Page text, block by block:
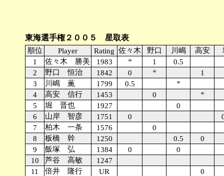
東海選手権２００５ 星取表
順位 Player Rating 佐々木 野口 川嶋 高安
1
佐々木 勝美 1983 * 1
0.5
2
野口 恒治 1842 0 *
1
3
川嶋 薫 1799 0.5 *
4 高安 信行 1453 0 *
5 堀 晋也 1927
0
6
山岸 智彦 1751 0
7
柏木 一条 1576
0
8
板橋 幹 1250 0.5
0
9
飯塚 弘 1384 0
0
10
芦谷 高敏
1247
11
倍井 隆行 UR
0